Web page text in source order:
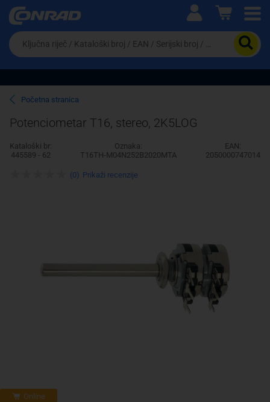
Ova postavka prilagođava asortiman proizvoda i
cijene vašim potrebama.
Pravno lice
Da
biste
potražili
proizvod,
unesite
ključnu
riječ,
kataloški
broj,
EAN
ili
Početna stranica
Potenciometar T16, stereo, 2K5LOG
Kataloški br:
445589 - 62
Oznaka:
T16TH-M04N252B2020MTA
EAN:
2050000747014
Online
(0) Prikaži recenzije